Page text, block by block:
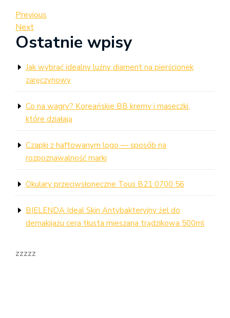
Nawigacja
wpisu
Previous
Post
Previous
Next
Post
Next
Ostatnie wpisy
Jak wybrać idealny luźny diament na pierścionek
zaręczynowy
Co na wagry? Koreańskie BB kremy i maseczki,
które działają
Czapki z haftowanym logo — sposób na
rozpoznawalność marki
Okulary przeciwsłoneczne Tous B21 0700 56
BIELENDA Ideal Skin Antybakteryjny żel do
demakijażu cera tłusta mieszana trądzikowa 500ml
zzzzz